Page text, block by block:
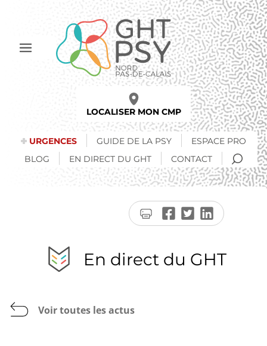
principal
Afficher
LOCALISER MON CMP
URGENCES GUIDE DE LA PSY
ESPACE PRO
BLOG
EN DIRECT DU GHT CONTACT
En direct du GHT
Voir toutes les actus
Imprimer
la
Partager
sur
Partager
sur
Partager
sur